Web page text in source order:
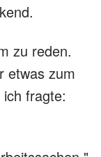
zu reden.
etwas zum
fragte: